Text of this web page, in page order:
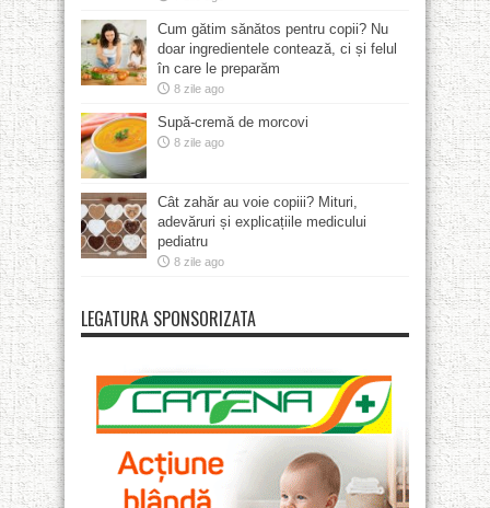
Cum gătim sănătos pentru copii? Nu
doar ingredientele contează, ci și felul
în care le preparăm
8 zile ago
Supă-cremă de morcovi
8 zile ago
Cât zahăr au voie copiii? Mituri,
adevăruri și explicațiile medicului
pediatru
8 zile ago
LEGATURA SPONSORIZATA